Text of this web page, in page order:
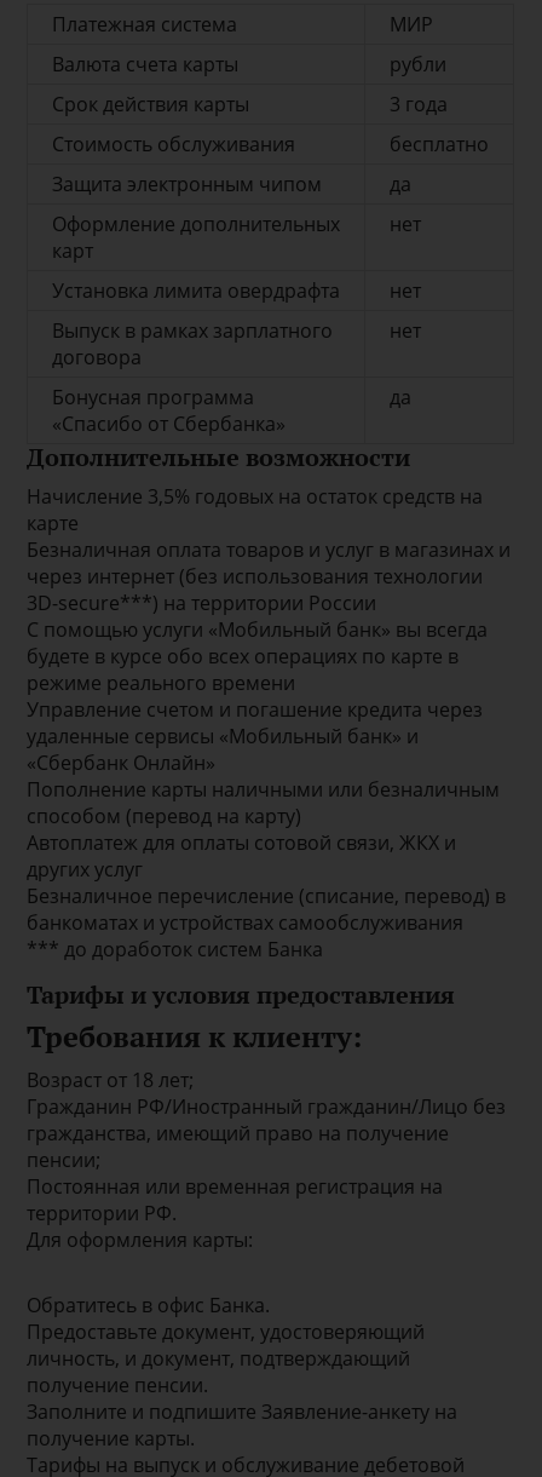
Платежная система
МИР
Валюта счета карты
рубли
Срок действия карты
3 года
Стоимость обслуживания
бесплатно
Защита электронным чипом
да
Оформление дополнительных
карт
нет
Установка лимита овердрафта
нет
Выпуск в рамках зарплатного
договора
нет
Бонусная программа
«Спасибо от Сбербанка»
да
Дополнительные возможности
Начисление 3,5% годовых на остаток средств на
карте
Безналичная оплата товаров и услуг в магазинах и
через интернет (без использования технологии
3D-secure***) на территории России
С помощью услуги «Мобильный банк» вы всегда
будете в курсе обо всех операциях по карте в
режиме реального времени
Управление счетом и погашение кредита через
удаленные сервисы «Мобильный банк» и
«Сбербанк Онлайн»
Пополнение карты наличными или безналичным
способом (перевод на карту)
Автоплатеж для оплаты сотовой связи, ЖКХ и
других услуг
Безналичное перечисление (списание, перевод) в
банкоматах и устройствах самообслуживания
*** до доработок систем Банка
Тарифы и условия предоставления
Требования к клиенту:
Возраст от 18 лет;
Гражданин РФ/Иностранный гражданин/Лицо без
гражданства, имеющий право на получение
пенсии;
Постоянная или временная регистрация на
территории РФ.
Для оформления карты:
Обратитесь в офис Банка.
Предоставьте документ, удостоверяющий
личность, и документ, подтверждающий
получение пенсии.
Заполните и подпишите Заявление-анкету на
получение карты.
Тарифы на выпуск и обслуживание дебетовой